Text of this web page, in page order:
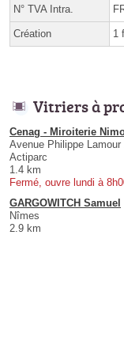
N° TVA Intra.
Création 1
Vitriers à
Cenag - Miroiterie
Avenue Philippe Lamour
Actiparc
1.4 km
Fermé, ouvre lundi à
GARGOWITCH Samuel
Nîmes
2.9 km